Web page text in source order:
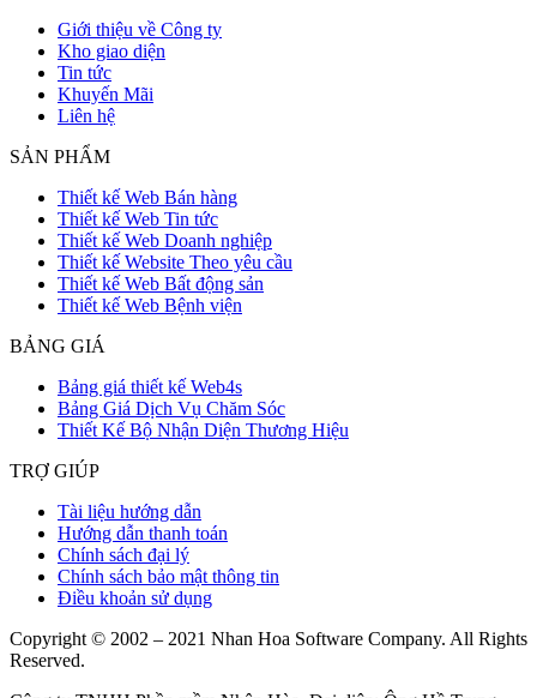
Giới thiệu về Công ty
Kho giao diện
Tin tức
Khuyến Mãi
Liên hệ
SẢN PHẨM
Thiết kế Web Bán hàng
Thiết kế Web Tin tức
Thiết kế Web Doanh nghiệp
Thiết kế Website Theo yêu cầu
Thiết kế Web Bất động sản
Thiết kế Web Bệnh viện
BẢNG GIÁ
Bảng giá thiết kế Web4s
Bảng Giá Dịch Vụ Chăm Sóc
Thiết Kế Bộ Nhận Diện Thương Hiệu
TRỢ GIÚP
Tài liệu hướng dẫn
Hướng dẫn thanh toán
Chính sách đại lý
Chính sách bảo mật thông tin
Điều khoản sử dụng
Copyright © 2002 – 2021 Nhan Hoa Software Company. All Rights
Reserved.